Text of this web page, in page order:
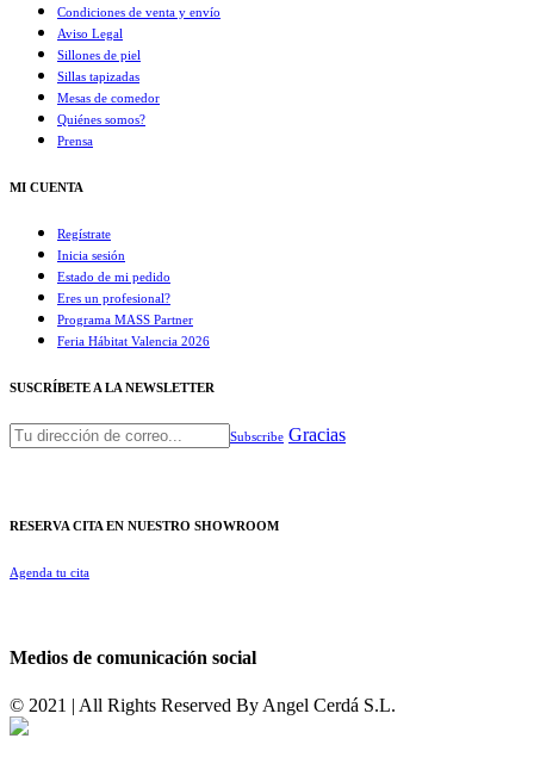
Condiciones de venta y envío
Aviso Legal
Sillones de piel
Sillas tapizadas
Mesas de comedor
Quiénes somos?
Prensa
MI CUENTA
Regístrate
Inicia sesión
Estado de mi pedido
Eres un profesional?
Programa MASS Partner
Feria Hábitat Valencia 2026​
SUSCRÍBETE A LA NEWSLETTER
Subscribe Gracias
RESERVA CITA EN NUESTRO SHOWROOM
Agenda tu cita
Medios de comunicación social
© 2021 | All Rights Reserved By Angel Cerdá S.L.